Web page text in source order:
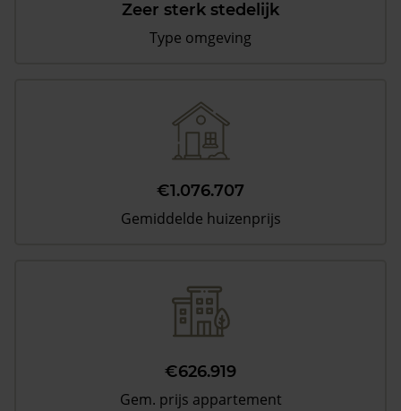
Zeer sterk stedelijk
Type omgeving
€1.076.707
Gemiddelde huizenprijs
€626.919
Gem. prijs appartement